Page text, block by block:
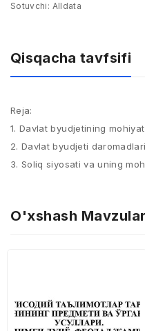
Sotuvchi: Alldata
Qisqacha tavfsifi
Reja:​
1. Davlat byudjetining
2. Davlat byudjeti
3. Soliq siyosati va uning
O'xshash Mavzular